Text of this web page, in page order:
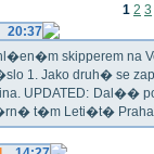
1 2 3
20:37
skipperem na
1. Jako druh� se
UPDATED: Dal��
t�m Leti�t� Praha